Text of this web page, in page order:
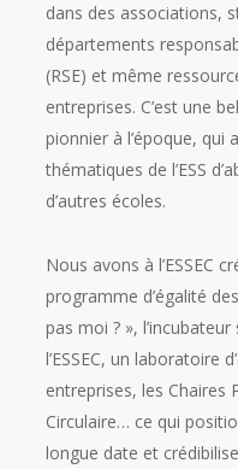
dans des associations,
départements
(RSE) et même
entreprises. C’est une
pionnier à l’époque, qui
thématiques de l’ESS
d’autres écoles.
Nous avons à l’ESSEC
programme d’égalité
pas moi ? »,
l’ESSEC, un laboratoire
entreprises, les Chaires
Circulaire… ce qui
longue date et